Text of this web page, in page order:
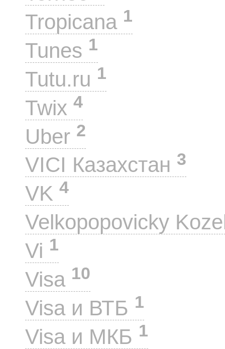
Tropicana 1
Tunes 1
Tutu.ru 1
Twix 4
Uber 2
VICI Казахстан 3
VK 4
Velkopopovicky
Vi 1
Visa 10
Visa и ВТБ 1
Visa и МКБ 1